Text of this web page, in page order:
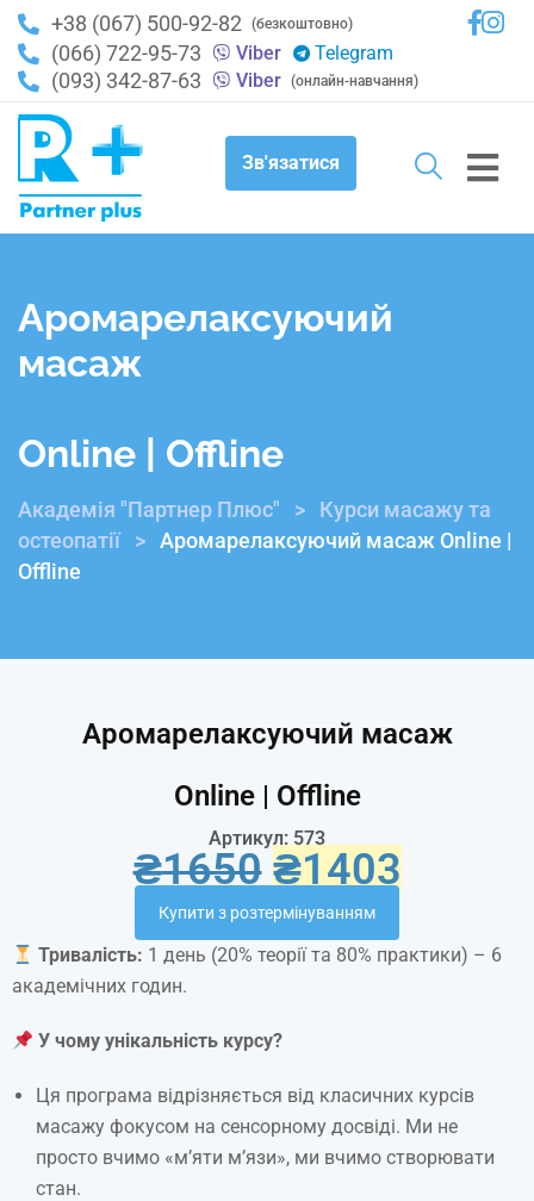
+38 (067) 500-92-82 (безкоштовно)
(066) 722-95-73 Viber Telegram
(093) 342-87-63 Viber (онлайн-навчання)
Зв'язатися
Аромарелаксуючий
масаж
Online | Offline
Академія "Партнер Плюс" >
Курси масажу та
остеопатії
> Аромарелаксуючий масаж Online |
Offline
Аромарелаксуючий масаж
Online | Offline
Артикул: 573
₴1650 ₴1403
Купити з розтермінуванням
Тривалість: 1 день (20% теорії та 80% практики) – 6
академічних годин.
У чому унікальність курсу?
Ця програма відрізняється від класичних курсів
масажу фокусом на сенсорному досвіді. Ми не
просто вчимо «м’яти м’язи», ми вчимо створювати
стан.